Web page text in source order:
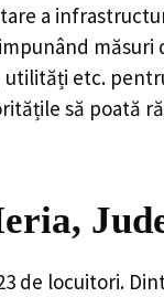
a
etc.
să poată
de locuitori.